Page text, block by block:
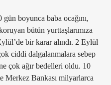
gün boyunca baba ocağını,
bütün yurttaşlarımıza
bir karar alındı. 2 Eylül
ciddi dalgalanmalara sebep
çok ağır bedelleri oldu. 10
Merkez Bankası milyarlarca